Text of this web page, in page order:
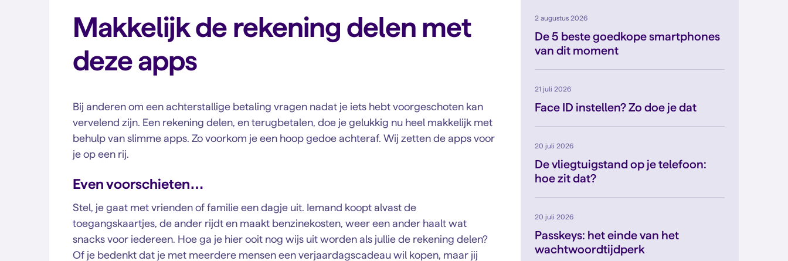
Makkelijk de rekening delen met
deze apps
Bij anderen om een achterstallige betaling vragen nadat je iets hebt voorgeschoten kan
vervelend zijn. Een rekening delen, en terugbetalen, doe je gelukkig nu heel makkelijk met
behulp van slimme apps. Zo voorkom je een hoop gedoe achteraf. Wij zetten de apps voor
je op een rij.
Even voorschieten…
Stel, je gaat met vrienden of familie een dagje uit. Iemand koopt alvast de
toegangskaartjes, de ander rijdt en maakt benzinekosten, weer een ander haalt wat
snacks voor iedereen. Hoe ga je hier ooit nog wijs uit worden als jullie de rekening delen?
Of je bedenkt dat je met meerdere mensen een verjaardagscadeau wil kopen, maar jij
2 augustus 2026
De 5 beste goedkope smartphones
van dit moment
21 juli 2026
Face ID instellen? Zo doe je dat
20 juli 2026
De vliegtuigstand op je telefoon:
hoe zit dat?
20 juli 2026
Passkeys: het einde van het
wachtwoordtijdperk